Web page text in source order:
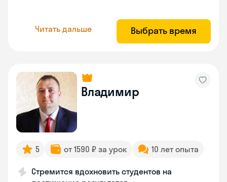
Читать дальше Выбрать время
Владимир
5 от 1590 ₽ за урок 10 лет опыта
Стремится вдохновить студентов на